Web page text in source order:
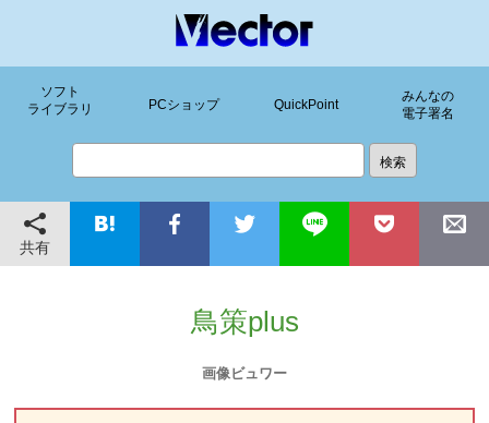
ソフト
ライブラリ
PCショップ QuickPoint
みんなの
電子署名
共有
鳥策plus
画像ビュワー